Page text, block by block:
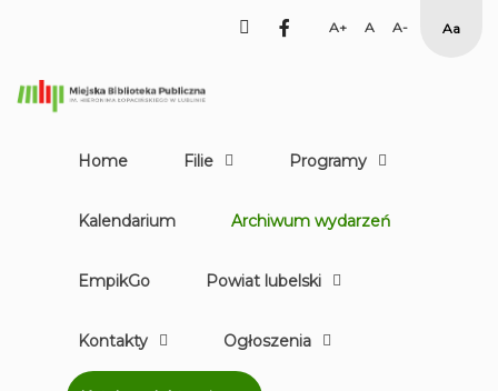
facebook
Set Set
Smaller
High
Home Filie Programy
Kalendarium Archiwum wydarzeń
EmpikGo Powiat lubelski
Kontakty Ogłoszenia